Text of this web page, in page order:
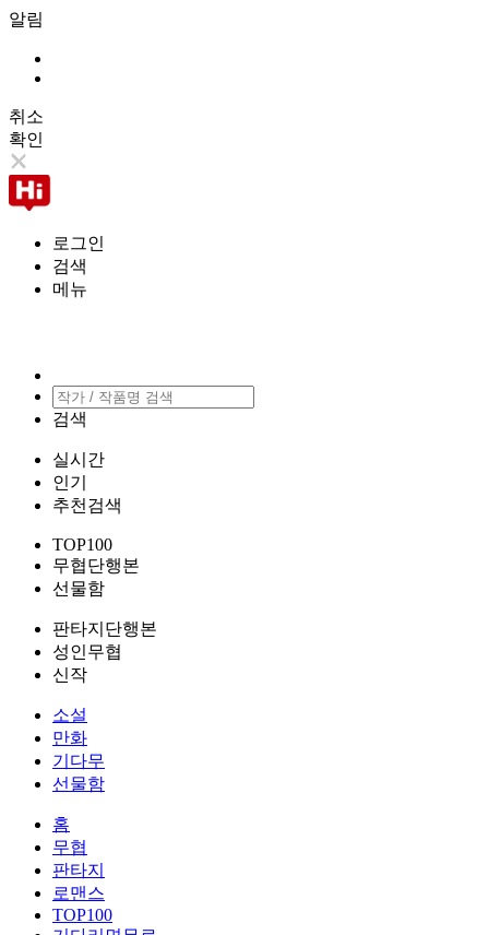
알림
취소
확인
로그인
검색
메뉴
검색
실시간
인기
추천검색
TOP100
무협단행본
선물함
판타지단행본
성인무협
신작
소설
만화
기다무
선물함
홈
무협
판타지
로맨스
TOP100